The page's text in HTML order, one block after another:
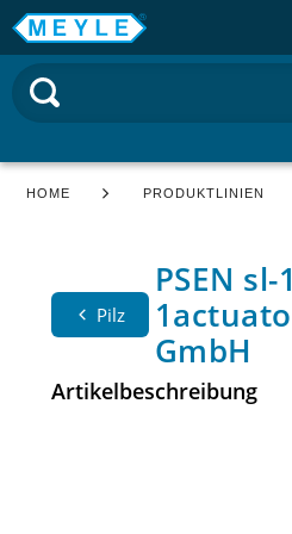
HOME PRODUKTLINIEN
Pilz
PSEN
GmbH
Artikelbeschreibung